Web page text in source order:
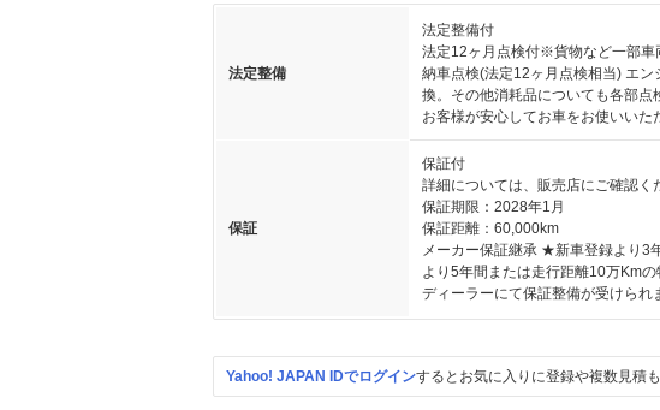
法定整備
法定整備付
法定12ヶ月点検付※貨物など一部車
納車点検(法定12ヶ月点検相当) エ
換。その他消耗品についても各部点
お客様が安心してお車をお使いいた
保証
保証付
詳細については、販売店にご確認く
保証期限：2028年1月
保証距離：60,000km
メーカー保証継承 ★新車登録より
より5年間または走行距離10万Km
ディーラーにて保証整備が受けられ
Yahoo! JAPAN IDでログインするとお気に入りに登録や複数見積